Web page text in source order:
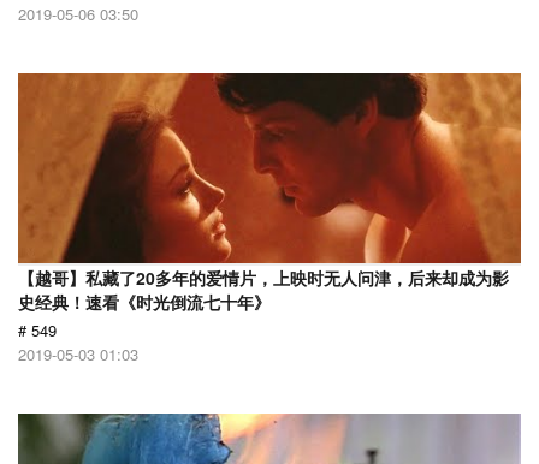
2019-05-06 03:50
【越哥】私藏了20多年的爱情片，上映时无人问津，后来却成为影
史经典！速看《时光倒流七十年》
# 549
2019-05-03 01:03